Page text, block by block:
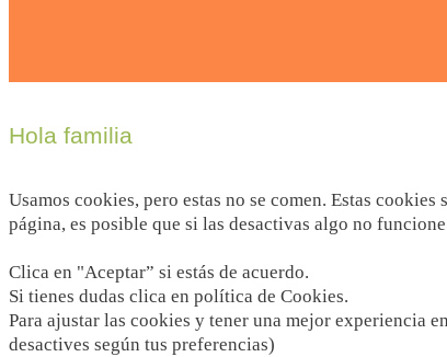
Hola familia
Usamos cookies, pero estas no se comen. Estas
página, es posible que si las desactivas algo no
Clica en "Aceptar” si estás de acuerdo.
Si tienes dudas clica en política de Cookies.
Para ajustar las cookies y tener una mejor experiencia
desactives según tus preferencias)